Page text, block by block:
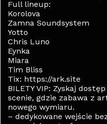
Full lineup:
Korolova
Zamna Soundsystem
Yotto
Chris Luno
Eynka
Miara
Tim Bliss
Tix: https://ark.site
BILETY VIP: Zyskaj
scenie, gdzie zabawa z
nowego wymiaru.
– dedykowane wejście